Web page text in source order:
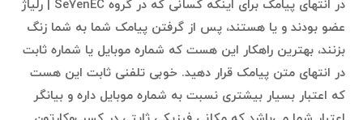
در انتهای پیامک برای اینکه کسانی که در گروه Se7enEC | رلیاژ
عضو بودند و یا هستند، پس از گرفتن پیامک شما به شما زنگ
بزنند، بهترین راهکار این هست که شماره موبایل یا شماره ثابت
در انتهای متن پیامک قرار دهید. خوبی تلفنی ثابت این هست
که اعتبار بسیار بیشتری نسبت به شماره موبایل داره و بیانگر